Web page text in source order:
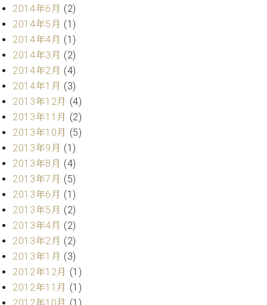
ー
ビ
ス
(調
律)
律
師
紹
介
調
律
金
表
お
問
い
わ
せ
尾山調律師のブ
ログ Die
2014年6月 (2)
2014年5月 (1)
2014年4月 (1)
2014年3月 (2)
2014年2月 (4)
2014年1月 (3)
2013年12月 (4)
2013年11月 (2)
2013年10月 (5)
2013年9月 (1)
2013年8月 (4)
2013年7月 (5)
2013年6月 (1)
2013年5月 (2)
2013年4月 (2)
2013年2月 (2)
2013年1月 (3)
2012年12月 (1)
2012年11月 (1)